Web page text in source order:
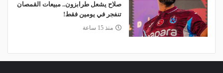
صلاح يشعل طرابزون.. مبيعات القمصان
تنفجر في يومين فقط!
منذ 15 ساعة